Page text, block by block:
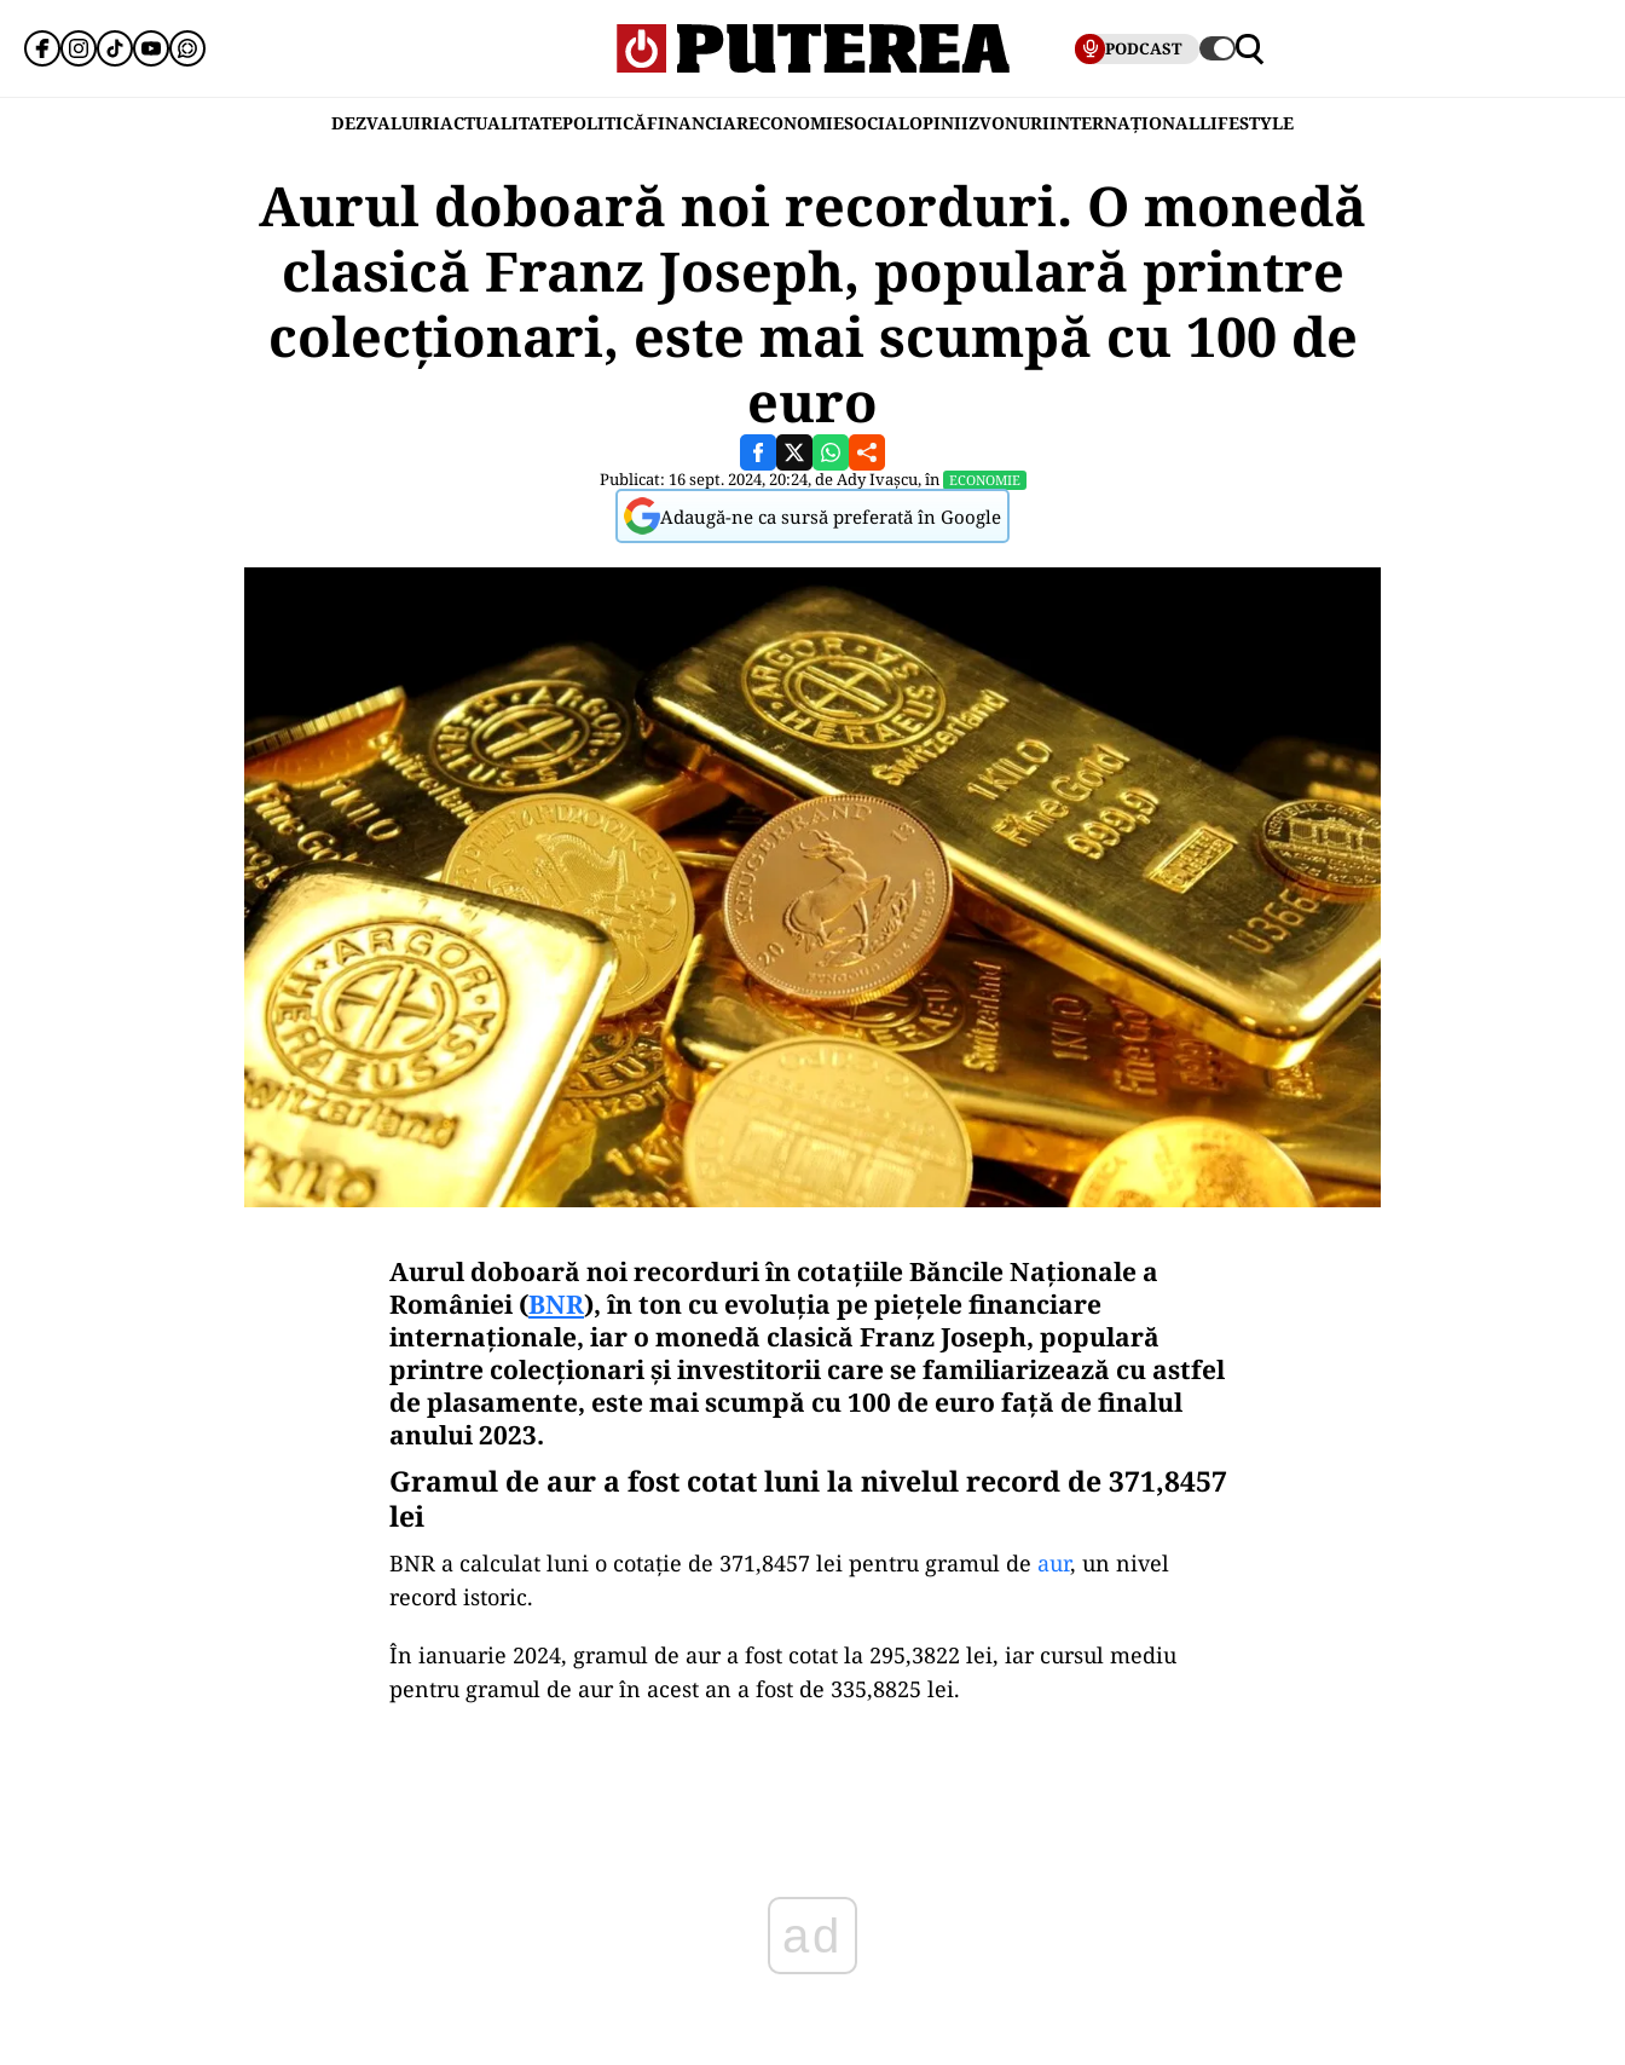
PODCAST
DEZVALUIRIACTUALITATEPOLITICĂFINANCIARECONOMIESOCIALOPINIIZVONURIINTERNAȚIONALLIFESTYLE
Aurul doboară noi recorduri. O monedă
clasică Franz Joseph, populară printre
colecţionari, este mai scumpă cu 100 de
euro
Publicat: 16 sept. 2024, 20:24, deAdy Ivașcu, în ECONOMIE
Adaugă-ne ca sursă preferată în Google
Aurul doboară noi recorduri în cotaţiile Băncile Naţionale a
României (BNR), în ton cu evoluţia pe pieţele financiare
internaţionale, iar o monedă clasică Franz Joseph, populară
printre colecţionari şi investitorii care se familiarizează cu astfel
de plasamente, este mai scumpă cu 100 de euro faţă de finalul
anului 2023.
Gramul de aur a fost cotat luni la nivelul record de 371,8457
lei
BNR a calculat luni o cotaţie de 371,8457 lei pentru gramul de aur, un nivel
record istoric.
În ianuarie 2024, gramul de aur a fost cotat la 295,3822 lei, iar cursul mediu
pentru gramul de aur în acest an a fost de 335,8825 lei.